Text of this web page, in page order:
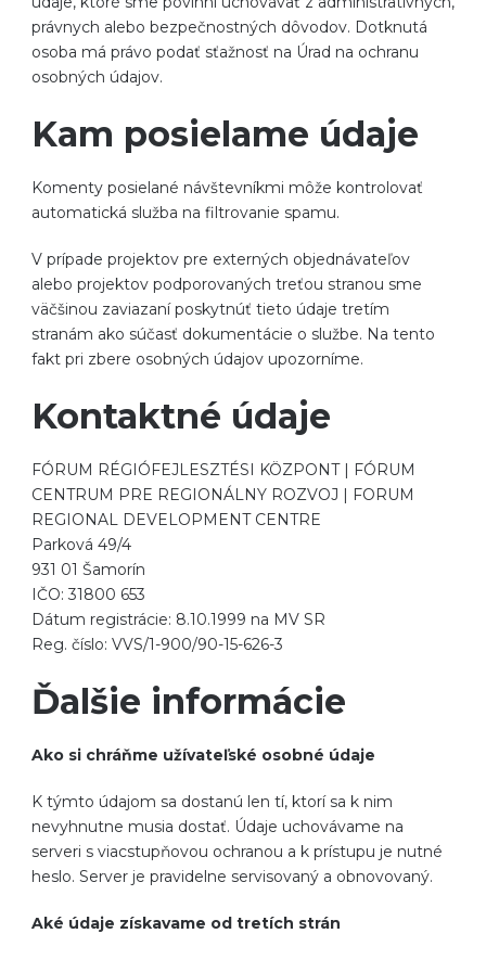
právnych alebo bezpečnostných dôvodov. Dotknutá
osoba má právo podať sťažnosť na Úrad na ochranu
osobných údajov.
Kam posielame údaje
Komenty posielané návštevníkmi môže kontrolovať
automatická služba na filtrovanie spamu.
V prípade projektov pre externých objednávateľov
alebo projektov podporovaných treťou stranou sme
väčšinou zaviazaní poskytnúť tieto údaje tretím
stranám ako súčasť dokumentácie o službe. Na tento
fakt pri zbere osobných údajov upozorníme.
Kontaktné údaje
FÓRUM RÉGIÓFEJLESZTÉSI KÖZPONT | FÓRUM
CENTRUM PRE REGIONÁLNY ROZVOJ | FORUM
REGIONAL DEVELOPMENT CENTRE
Parková 49/4
931 01 Šamorín
IČO: 31800 653
Dátum registrácie: 8.10.1999 na MV SR
Reg. číslo: VVS/1-900/90-15-626-3
Ďalšie informácie
Ako si chráňme užívateľské osobné údaje
K týmto údajom sa dostanú len tí, ktorí sa k nim
nevyhnutne musia dostať. Údaje uchovávame na
serveri s viacstupňovou ochranou a k prístupu je nutné
heslo. Server je pravidelne servisovaný a obnovovaný.
Aké údaje získavame od tretích strán